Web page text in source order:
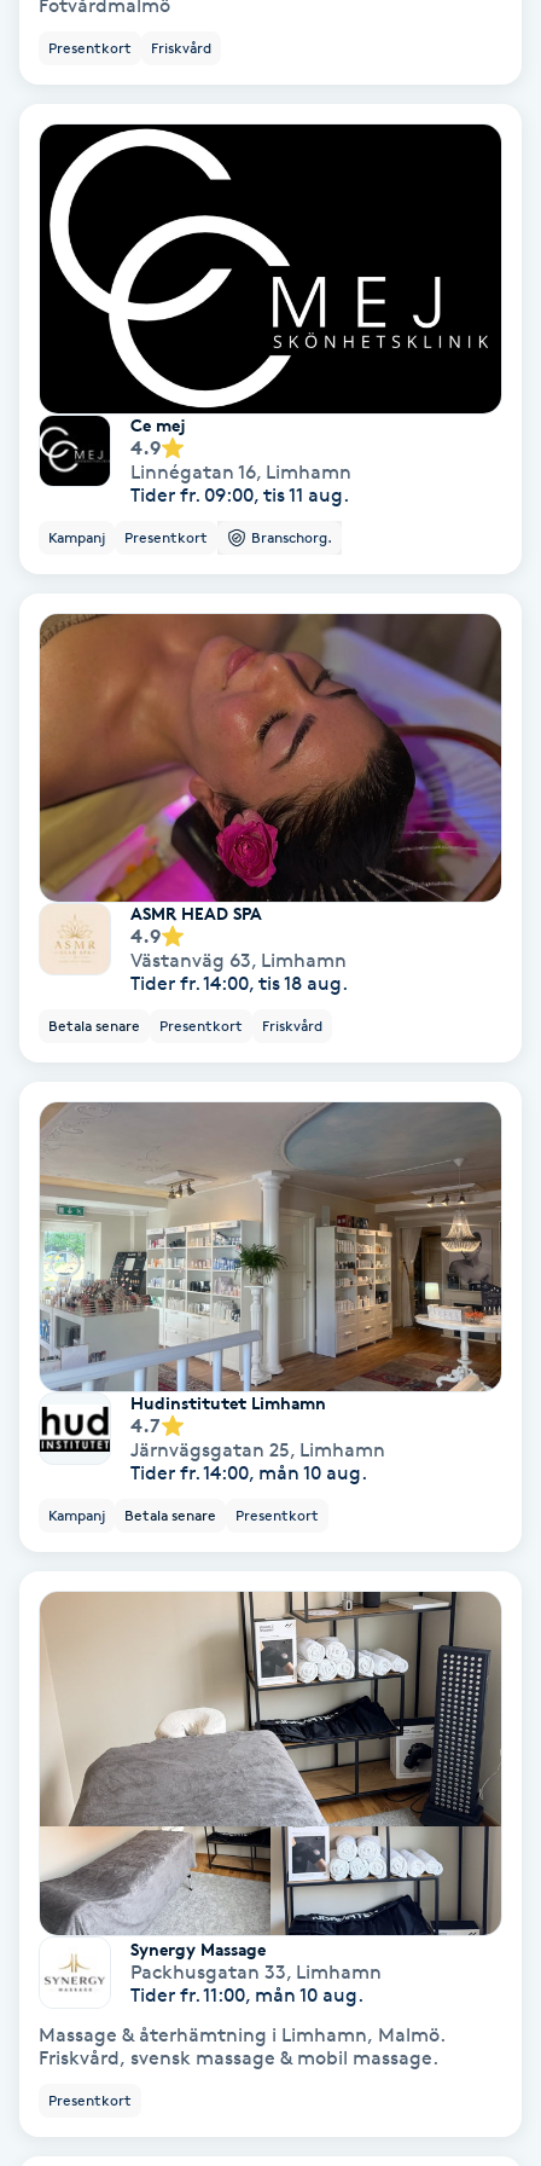
Babylights
Balayage
Bambumassage
Barnklippning
BIAB
Brynplockning
Bröllopsuppsättning
Celluliter
Coachning
Color correction
Cryoterapi
Damklippning
Dermapen
Diamantslipning
Extensions borttagning
Face framing
Faceliftmassage
Fet hårbotten
Fettreducering
Fibromassage
Fillers
Fotvårdmalmö
Presentkort Friskvård
Ce mej
4.9
Linnégatan 16, Limhamn
Tider fr. 09:00, tis 11 aug.
Kampanj Presentkort Branschorg.
ASMR HEAD SPA
4.9
Västanväg 63, Limhamn
Tider fr. 14:00, tis 18 aug.
Betala senare Presentkort Friskvård
Hudinstitutet Limhamn
4.7
Järnvägsgatan 25, Limhamn
Tider fr. 14:00, mån 10 aug.
Kampanj Betala senare Presentkort
Synergy Massage
Packhusgatan 33, Limhamn
Tider fr. 11:00, mån 10 aug.
Massage & återhämtning i Limhamn, Malmö.
Friskvård, svensk massage & mobil massage.
Presentkort